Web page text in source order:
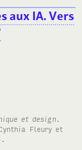
aux IA. Vers
et design.
Fleury et